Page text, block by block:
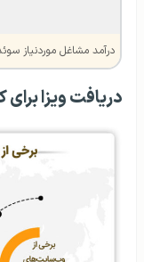
درآمد مشاغل موردنیاز
دریافت ویزا